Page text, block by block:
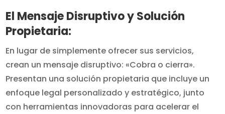
El Mensaje Disruptivo y Solución
Propietaria:
En lugar de simplemente ofrecer sus servicios,
crean un mensaje disruptivo: «Cobra o cierra».
Presentan una solución propietaria que incluye un
enfoque legal personalizado y estratégico, junto
con herramientas innovadoras para acelerar el